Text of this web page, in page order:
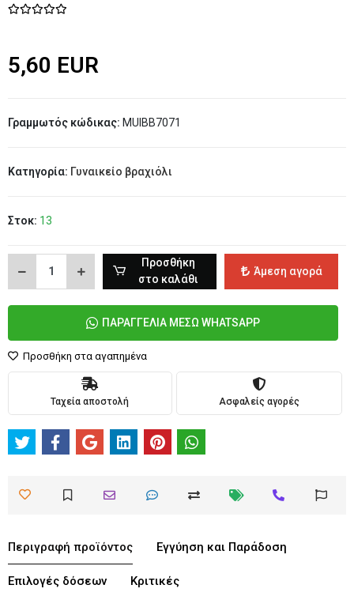
5,60 EUR
Γραμμωτός κώδικας: MUIBB7071
Κατηγορία: Γυναικείο βραχιόλι
Στοκ: 13
Προσθήκη
στο καλάθι
Άμεση αγορά
ΠΑΡΑΓΓΕΛΙΑ ΜΕΣΩ WHATSAPP
Προσθήκη στα αγαπημένα
Ταχεία αποστολή Ασφαλείς αγορές
Περιγραφή προϊόντος Εγγύηση και Παράδοση
Επιλογές δόσεων Κριτικές